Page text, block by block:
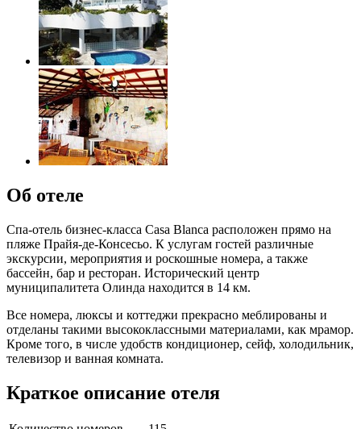
Об отеле
Спа-отель бизнес-класса Casa Blanca расположен прямо на
пляже Прайя-де-Консесьо. К услугам гостей различные
экскурсии, мероприятия и роскошные номера, а также
бассейн, бар и ресторан. Исторический центр
муниципалитета Олинда находится в 14 км.
Все номера, люксы и коттеджи прекрасно меблированы и
отделаны такими высококлассными материалами, как мрамор.
Кроме того, в числе удобств кондиционер, сейф, холодильник,
телевизор и ванная комната.
Краткое описание отеля